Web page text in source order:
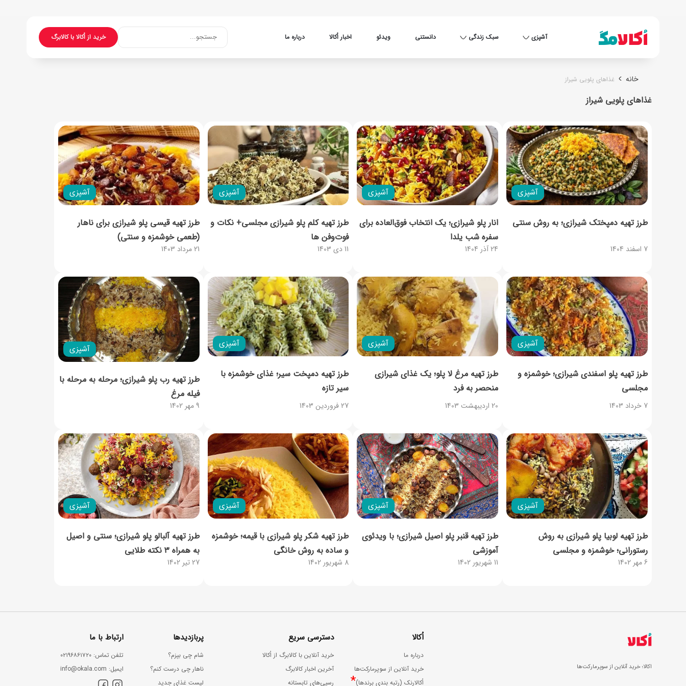
آشپزی سبک زندگی دانستنی ویدئو اخبار اُکالا درباره ما خرید از اُکالا با کالابرگجستجو...
خانه غذاهای پلویی شیراز
غذاهای پلویی شیراز
آشپزی
7 اسفند 1404
طرز تهیه دمپختک شیرازی؛ به روش سنتی
آشپزی
24 آذر 1404
انار پلو شیرازی؛ یک انتخاب فوق‌العاده برای
سفره شب یلدا
آشپزی
11 دی 1403
طرز تهیه کلم پلو شیرازی مجلسی+ نکات و
فوت‌وفن ها
آشپزی
21 مرداد 1403
طرز تهیه قیسی پلو شیرازی برای ناهار
(طعمی خوشمزه و سنتی)
آشپزی
7 خرداد 1403
طرز تهیه پلو اسفندی شیرازی؛ خوشمزه و
مجلسی
آشپزی
20 اردیبهشت 1403
طرز تهیه مرغ لا پلو؛ یک غذای شیرازی
منحصر به‌ فرد
آشپزی
27 فروردین 1403
طرز تهیه دمپخت سیر؛ غذای خوشمزه با
سیر تازه
آشپزی
9 مهر 1402
طرز تهیه رب پلو شیرازی؛ مرحله به مرحله با
فیله مرغ
آشپزی
6 مهر 1402
طرز تهیه لوبیا پلو شیرازی به روش
رستورانی؛ خوشمزه و مجلسی
آشپزی
11 شهریور 1402
طرز تهیه قنبر پلو اصیل شیرازی؛ با ویدئوی
آموزشی
آشپزی
8 شهریور 1402
طرز تهیه شکر پلو شیرازی با قیمه؛ خوشمزه
و ساده به روش خانگی
آشپزی
27 تیر 1402
طرز تهیه آلبالو پلو شیرازی؛ سنتی و اصیل
به همراه ۳ نکته طلایی
اکالا؛ خرید آنلاین از سوپرمارکت‌ها
اُکالا
درباره ما
خرید آنلاین از سوپرمارکت‌ها
اُکالارنک (رتبه بندی برندها)*
دسترسی سریع
خرید آنلاین با کالابرگ از اُکالا
آخرین اخبار کالابرگ
رسپی‌های تابستانه
پربازدیدها
شام چی بپزم؟
ناهار چی درست کنم؟
لیست غذای جدید
ارتباط با ما
ﺗﻠﻔﻦ ﺗﻤﺎس: ۰۲۱۹۶۸۶۱۷۲۰
اﯾﻤﯿﻞ: info@okala.com